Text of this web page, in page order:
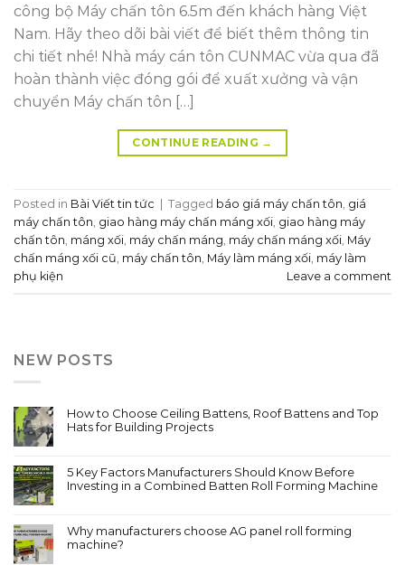
công bộ Máy chấn tôn 6.5m đến khách hàng Việt
Nam. Hãy theo dõi bài viết để biết thêm thông tin
chi tiết nhé! Nhà máy cán tôn CUNMAC vừa qua đã
hoàn thành việc đóng gói để xuất xưởng và vận
chuyển Máy chấn tôn […]
CONTINUE READING →
Posted in Bài Viết tin tức Tagged báo giá máy chấn tôn, giá
máy chấn tôn, giao hàng máy chấn máng xối, giao hàng máy
chấn tôn, máng xối, máy chấn máng, máy chấn máng xối, Máy
chấn máng xối cũ, máy chấn tôn, Máy làm máng xối, máy làm
phụ kiện
Leave a comment
NEW POSTS
How to Choose Ceiling Battens, Roof Battens and Top
Hats for Building Projects
5 Key Factors Manufacturers Should Know Before
Investing in a Combined Batten Roll Forming Machine
Why manufacturers choose AG panel roll forming
machine?